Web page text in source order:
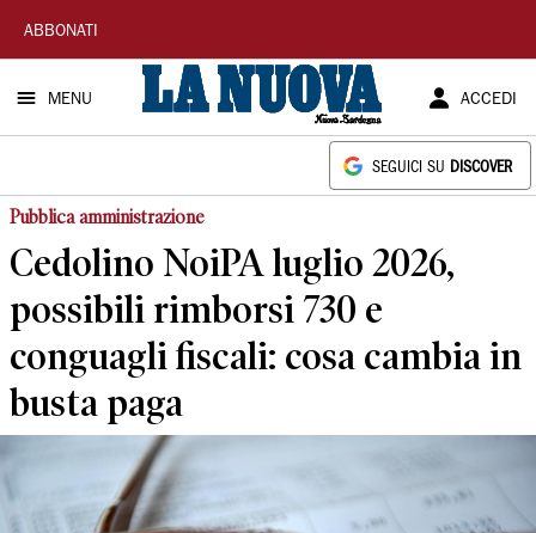
La
Nuova
Sardegna
ABBONATI
MENU ACCEDI
SEGUICI SU DISCOVER
Pubblica amministrazione
Cedolino NoiPA luglio 2026,
possibili rimborsi 730 e
conguagli fiscali: cosa cambia in
busta paga